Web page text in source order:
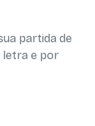
partida de
letra e por